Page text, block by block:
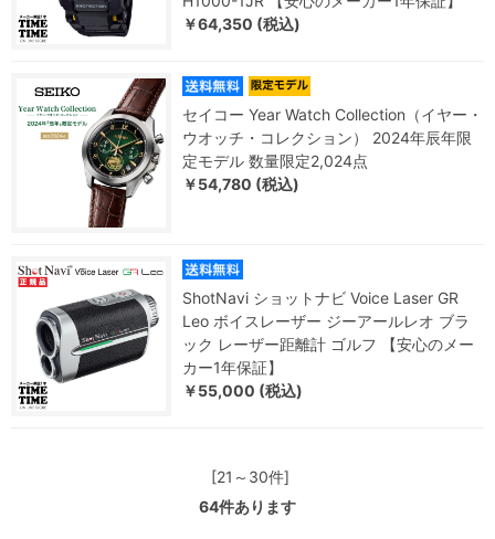
￥64,350 (税込)
セイコー Year Watch Collection（イヤー・
ウオッチ・コレクション） 2024年辰年限
定モデル 数量限定2,024点
￥54,780 (税込)
ShotNavi ショットナビ Voice Laser GR
Leo ボイスレーザー ジーアールレオ ブラ
ック レーザー距離計 ゴルフ 【安心のメー
カー1年保証】
￥55,000 (税込)
[21～30件]
64件あります